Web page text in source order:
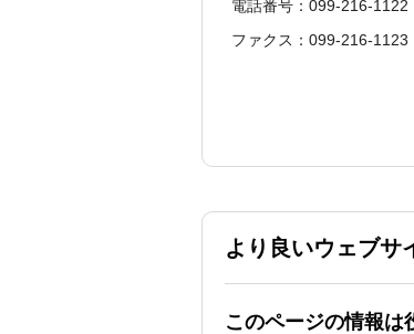
電話番号：099-216-1122
ファクス：099-216-1123
より良いウェブサ
このページの情報は